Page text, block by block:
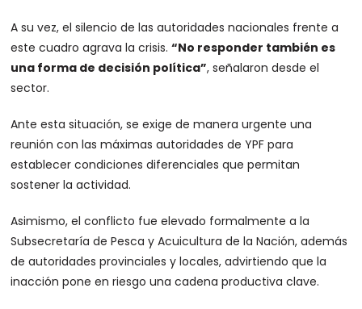
A su vez, el silencio de las autoridades nacionales frente a
este cuadro agrava la crisis.“No responder también es
una forma de decisión política”, señalaron desde el
sector.
Ante esta situación, se exige de manera urgente una
reunión con las máximas autoridades de YPF para
establecer condiciones diferenciales que permitan
sostener la actividad.
Asimismo, el conflicto fue elevado formalmente a la
Subsecretaría de Pesca y Acuicultura de la Nación, además
de autoridades provinciales y locales, advirtiendo que la
inacción pone en riesgo una cadena productiva clave.